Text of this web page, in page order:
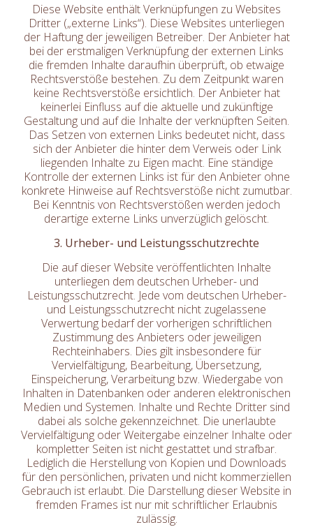
Diese Website enthält Verknüpfungen zu Websites
Dritter („externe Links“). Diese Websites unterliegen
der Haftung der jeweiligen Betreiber. Der Anbieter hat
bei der erstmaligen Verknüpfung der externen Links
die fremden Inhalte daraufhin überprüft, ob etwaige
Rechtsverstöße bestehen. Zu dem Zeitpunkt waren
keine Rechtsverstöße ersichtlich. Der Anbieter hat
keinerlei Einfluss auf die aktuelle und zukünftige
Gestaltung und auf die Inhalte der verknüpften Seiten.
Das Setzen von externen Links bedeutet nicht, dass
sich der Anbieter die hinter dem Verweis oder Link
liegenden Inhalte zu Eigen macht. Eine ständige
Kontrolle der externen Links ist für den Anbieter ohne
konkrete Hinweise auf Rechtsverstöße nicht zumutbar.
Bei Kenntnis von Rechtsverstößen werden jedoch
derartige externe Links unverzüglich gelöscht.
3. Urheber- und Leistungsschutzrechte
Die auf dieser Website veröffentlichten Inhalte
unterliegen dem deutschen Urheber- und
Leistungsschutzrecht. Jede vom deutschen Urheber-
und Leistungsschutzrecht nicht zugelassene
Verwertung bedarf der vorherigen schriftlichen
Zustimmung des Anbieters oder jeweiligen
Rechteinhabers. Dies gilt insbesondere für
Vervielfältigung, Bearbeitung, Übersetzung,
Einspeicherung, Verarbeitung bzw. Wiedergabe von
Inhalten in Datenbanken oder anderen elektronischen
Medien und Systemen. Inhalte und Rechte Dritter sind
dabei als solche gekennzeichnet. Die unerlaubte
Vervielfältigung oder Weitergabe einzelner Inhalte oder
kompletter Seiten ist nicht gestattet und strafbar.
Lediglich die Herstellung von Kopien und Downloads
für den persönlichen, privaten und nicht kommerziellen
Gebrauch ist erlaubt. Die Darstellung dieser Website in
fremden Frames ist nur mit schriftlicher Erlaubnis
zulässig.